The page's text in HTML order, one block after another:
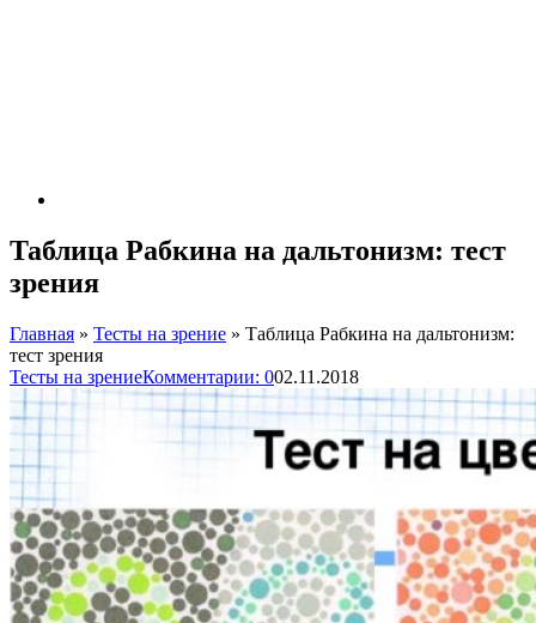
Таблица Рабкина на дальтонизм: тест
зрения
Главная » Тесты на зрение » Таблица Рабкина на дальтонизм:
тест зрения
Тесты на зрениеКомментарии: 002.11.2018